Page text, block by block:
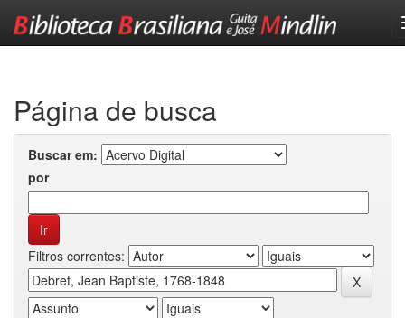
Página de busca
Buscar em:
por
Filtros correntes: